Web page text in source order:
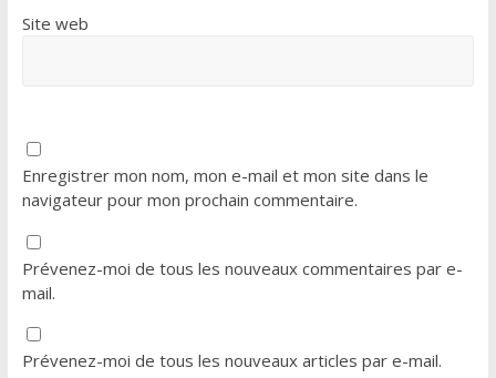
Site web
Enregistrer mon nom, mon e-mail et mon site dans le
navigateur pour mon prochain commentaire.
Prévenez-moi de tous les nouveaux commentaires par e-
mail.
Prévenez-moi de tous les nouveaux articles par e-mail.